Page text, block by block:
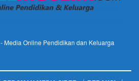
- Media Online Pendidikan dan Keluarga